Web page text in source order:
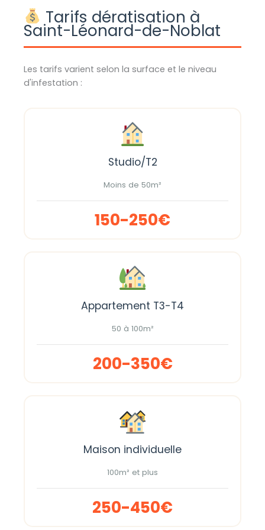
Tarifs dératisation à
Saint-Léonard-de-Noblat
Les tarifs varient selon la surface et le niveau
d'infestation :
Studio/T2
Moins de 50m²
150-250€
Appartement T3-T4
50 à 100m²
200-350€
Maison individuelle
100m² et plus
250-450€